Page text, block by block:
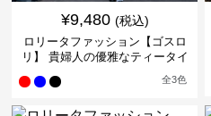
¥9,480 (税込)
ロリータファッション【ゴスロ
リ】 貴婦人の優雅なティータイ
全3色